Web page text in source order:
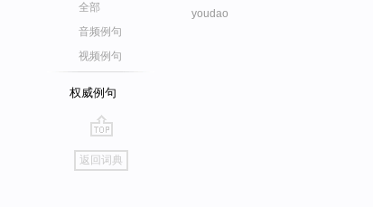
全部
音频例句
视频例句
权威例句
go
top
返回词典
youdao